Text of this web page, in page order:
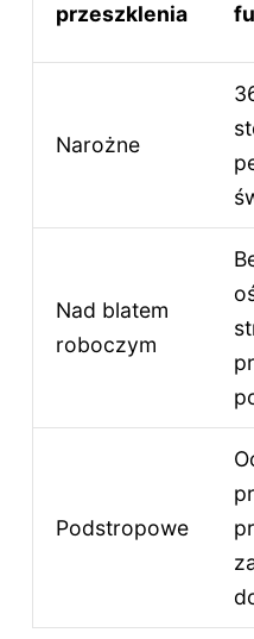
przeszklenia
Narożne
Nad blatem
roboczym
Podstropowe